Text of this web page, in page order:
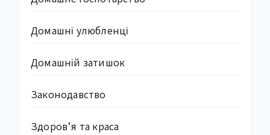
Домашні улюбленці
Домашній затишок
Законодавство
Здоров’я та краса